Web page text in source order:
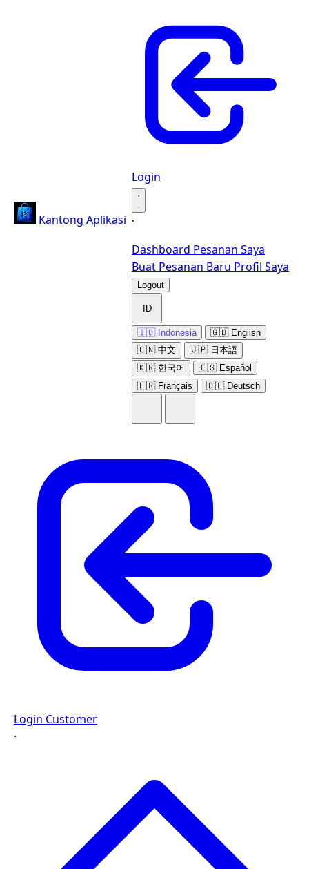
Kantong Aplikasi
Login
·
·
Dashboard Pesanan Saya
Buat Pesanan Baru Profil Saya
Logout
ID
🇮🇩 Indonesia
🇬🇧 English
🇨🇳 中文
🇯🇵 日本語
🇰🇷 한국어
🇪🇸 Español
🇫🇷 Français
🇩🇪 Deutsch
Login Customer
·